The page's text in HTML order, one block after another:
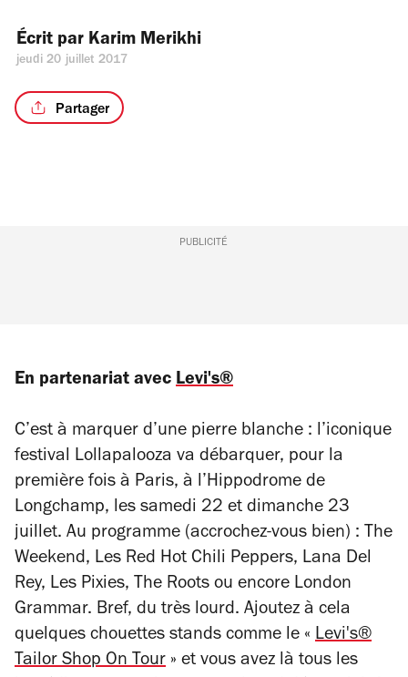
Écrit par Karim Merikhi
jeudi 20 juillet 2017
Partager
PUBLICITÉ
En partenariat avec Levi's®
C’est à marquer d’une pierre blanche : l’iconique
festival Lollapalooza va débarquer, pour la
première fois à Paris, à l’Hippodrome de
Longchamp, les samedi 22 et dimanche 23
juillet. Au programme (accrochez-vous bien) : The
Weekend, Les Red Hot Chili Peppers, Lana Del
Rey, Les Pixies, The Roots ou encore London
Grammar. Bref, du très lourd. Ajoutez à cela
quelques chouettes stands comme le « Levi's®
Tailor Shop On Tour » et vous avez là tous les